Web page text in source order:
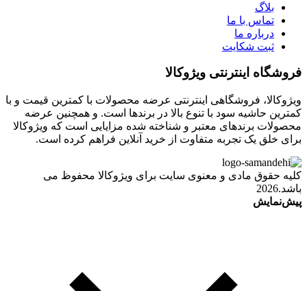
بلاگ
تماس با ما
درباره ما
ثبت شکایت
فروشگاه اینترنتی ویژوکالا
ویژوکالا، فروشگاهی اینترنتی عرضه محصولات با کمترین قیمت و با
کمترین حاشیه سود با تنوع بالا در برندها است. و همچنین عرضه
محصولات برندهای معتبر و شناخته شده مزایایی است که ویژوکالا
برای خلق یک تجربه متفاوت از خرید آنلاین فراهم کرده است.
کلیه حقوق مادی و معنوی سایت برای ویژوکالا محفوظ می
باشد.2026
پیش‌نمایش